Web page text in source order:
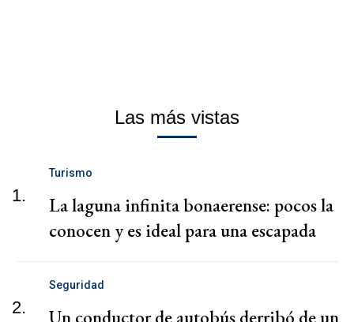
Las más vistas
1.
Turismo
La laguna infinita bonaerense: pocos la
conocen y es ideal para una escapada
2.
Seguridad